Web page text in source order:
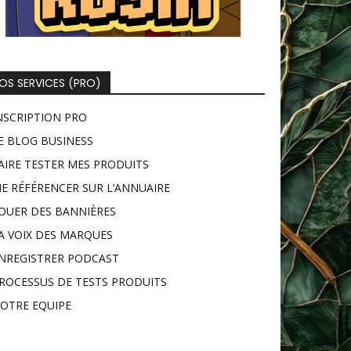
SERVICES (PRO)
PRO
BLOG BUSINESS
TESTER MES PRODUITS
RÉFÉRENCER SUR L’ANNUAIRE
DES BANNIÈRES
VOIX DES MARQUES
PODCAST
DE TESTS PRODUITS
EQUIPE